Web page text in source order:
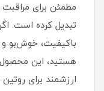
مطمئن برای
تبدیل کرده است.
باکیفیت، خوش‌بو و
هستید، این محصول
ارزشمند برای